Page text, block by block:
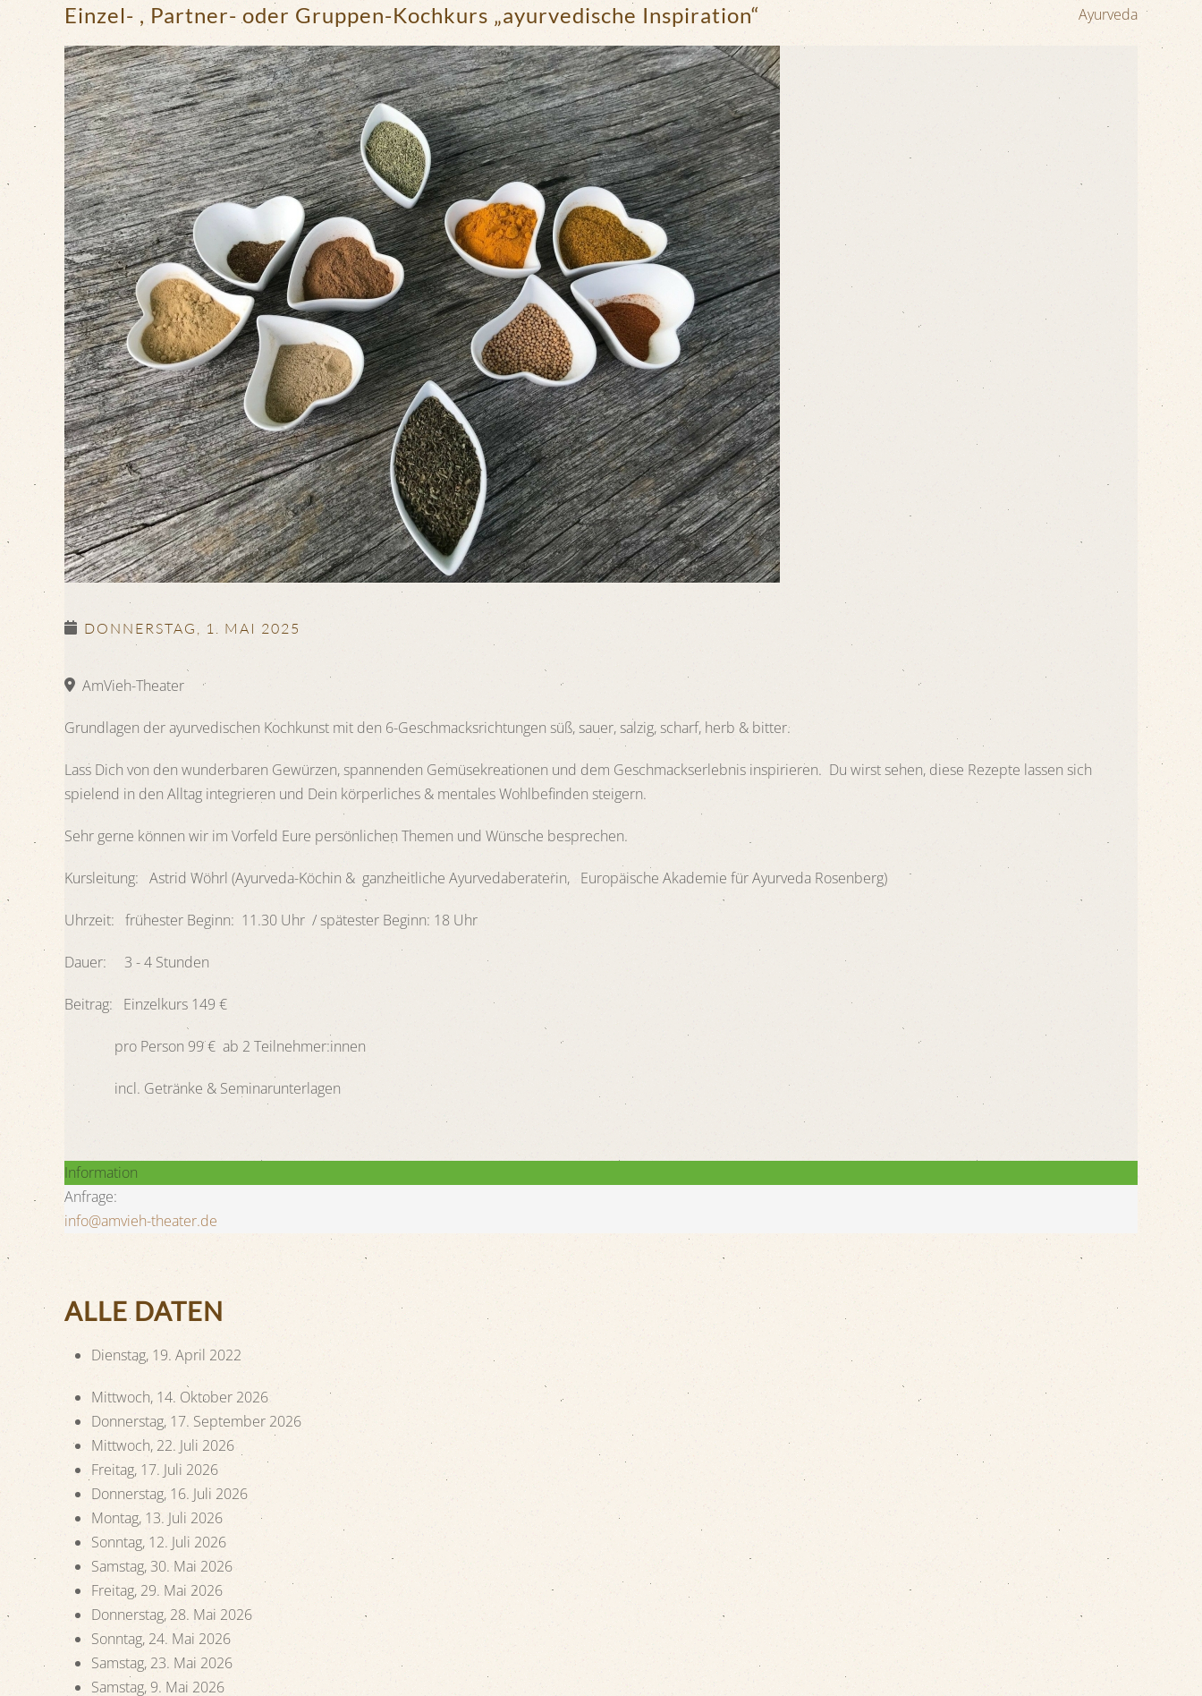
Einzel- , Partner- oder Gruppen-Kochkurs „ayurvedische Inspiration“ Ayurveda
DONNERSTAG, 1. MAI 2025
AmVieh-Theater
Grundlagen der ayurvedischen Kochkunst mit den 6-Geschmacksrichtungen süß, sauer, salzig, scharf, herb & bitter.
Lass Dich von den wunderbaren Gewürzen, spannenden Gemüsekreationen und dem Geschmackserlebnis inspirieren. Du wirst sehen, diese Rezepte lassen sich
spielend in den Alltag integrieren und Dein körperliches & mentales Wohlbefinden steigern.
Sehr gerne können wir im Vorfeld Eure persönlichen Themen und Wünsche besprechen.
Kursleitung: Astrid Wöhrl (Ayurveda-Köchin & ganzheitliche Ayurvedaberaterin, Europäische Akademie für Ayurveda Rosenberg)
Uhrzeit: frühester Beginn: 11.30 Uhr / spätester Beginn: 18 Uhr
Dauer: 3 - 4 Stunden
Beitrag: Einzelkurs 149 €
pro Person 99 € ab 2 Teilnehmer:innen
incl. Getränke & Seminarunterlagen
Information
Anfrage:
info@amvieh-theater.de
ALLE DATEN
Dienstag, 19. April 2022
Mittwoch, 14. Oktober 2026
Donnerstag, 17. September 2026
Mittwoch, 22. Juli 2026
Freitag, 17. Juli 2026
Donnerstag, 16. Juli 2026
Montag, 13. Juli 2026
Sonntag, 12. Juli 2026
Samstag, 30. Mai 2026
Freitag, 29. Mai 2026
Donnerstag, 28. Mai 2026
Sonntag, 24. Mai 2026
Samstag, 23. Mai 2026
Samstag, 9. Mai 2026